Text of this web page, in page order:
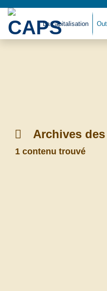
La capitalisation
Archives
1 contenu trouvé